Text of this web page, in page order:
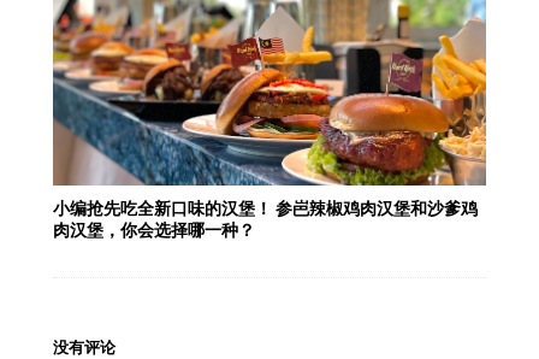
小编抢先吃全新口味的汉堡！ 参岜辣椒鸡肉汉堡和沙爹鸡
肉汉堡，你会选择哪一种？
没有评论